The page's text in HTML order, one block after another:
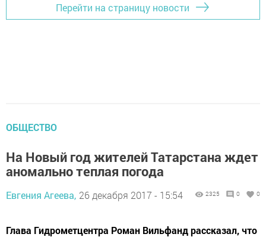
Перейти на страницу новости
ОБЩЕСТВО
На Новый год жителей Татарстана ждет
аномально теплая погода
Евгения Агеева, 26 декабря 2017 - 15:54 2325 0 0
Глава Гидрометцентра Роман Вильфанд рассказал, что